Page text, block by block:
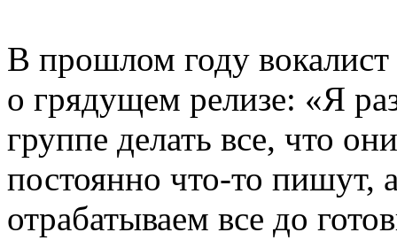
В прошлом году
о грядущем релизе: «Я
группе делать все, что
постоянно что-то пишут,
отрабатываем все до